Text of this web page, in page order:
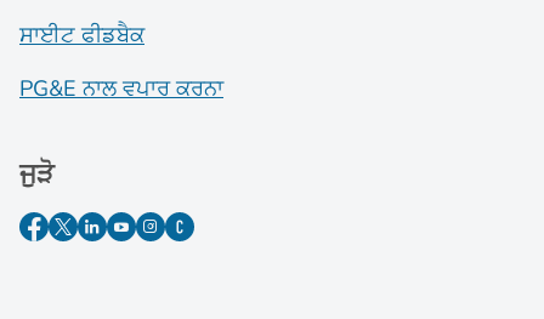
ਸਾਈਟ ਫੀਡਬੈਕ
PG&E ਨਾਲ ਵਪਾਰ ਕਰਨਾ
ਜੁੜੋ